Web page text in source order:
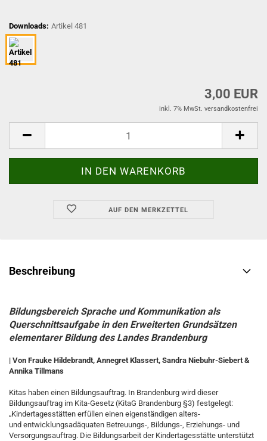
Downloads: Artikel 481
3,00 EUR
inkl. 7% MwSt. versandkostenfrei
AUF DEN MERKZETTEL
Beschreibung
Bildungsbereich Sprache und Kommunikation als
Querschnittsaufgabe in den Erweiterten Grundsätzen
elementarer Bildung des Landes Brandenburg
| Von Frauke Hildebrandt, Annegret Klassert, Sandra Niebuhr-Siebert &
Annika Tillmans
Kitas haben einen Bildungsauftrag. In Brandenburg wird dieser
Bildungsauftrag im Kita-Gesetz (KitaG Brandenburg §3) festgelegt:
„Kindertagesstätten erfüllen einen eigenständigen alters-
und entwicklungsadäquaten Betreuungs-, Bildungs-, Erziehungs- und
Versorgungsauftrag. Die Bildungsarbeit der Kindertagesstätte unterstützt